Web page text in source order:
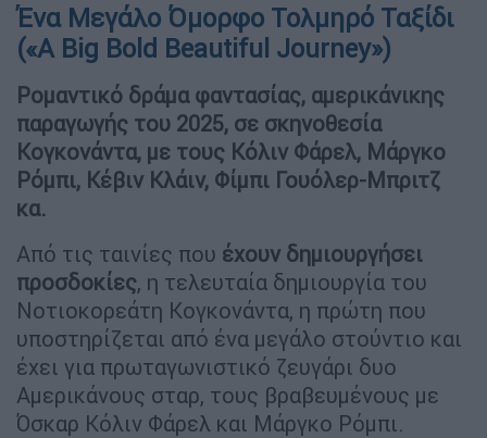
Ένα Μεγάλο Όμορφο Τολμηρό Ταξίδι
(«A Big Bold Beautiful Journey»)
Ρομαντικό δράμα φαντασίας, αμερικάνικης
παραγωγής του 2025, σε σκηνοθεσία
Κογκονάντα, με τους Κόλιν Φάρελ, Μάργκο
Ρόμπι, Κέβιν Κλάιν, Φίμπι Γουόλερ-Μπριτζ
κα.
Από τις ταινίες που έχουν δημιουργήσει
προσδοκίες, η τελευταία δημιουργία του
Νοτιοκορεάτη Κογκονάντα, η πρώτη που
υποστηρίζεται από ένα μεγάλο στούντιο και
έχει για πρωταγωνιστικό ζευγάρι δυο
Αμερικάνους σταρ, τους βραβευμένους με
Όσκαρ Κόλιν Φάρελ και Μάργκο Ρόμπι.